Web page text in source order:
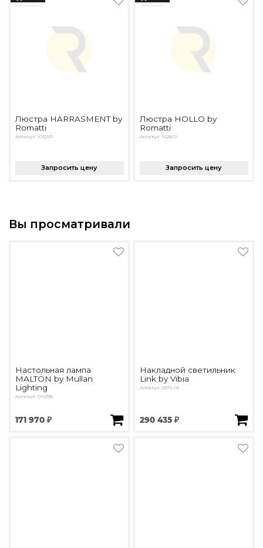
Люстра HARRASMENT by
Romatti
Артикул: 10329P
Запросить цену
Люстра HOLLO by
Romatti
Артикул: 10281P
Запросить цену
Вы просматривали
Настольная лампа
MALTON by Mullan
Lighting
Артикул: ON338
171 970 ₽
Накладной светильник
Link by Vibia
Артикул: 5376-03
290 435 ₽